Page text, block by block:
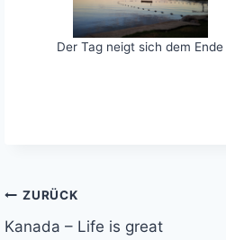
Der Tag neigt sich dem Ende
Beitragsnavigation
ZURÜCK
Kanada – Life is great